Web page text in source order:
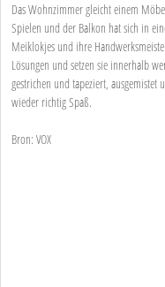
Das Wohnzimmer gleicht einem
Spielen und der Balkon hat sich in
Meiklokjes und ihre
Lösungen und setzen sie innerhalb
gestrichen und tapeziert,
wieder richtig Spaß.
Bron: VOX